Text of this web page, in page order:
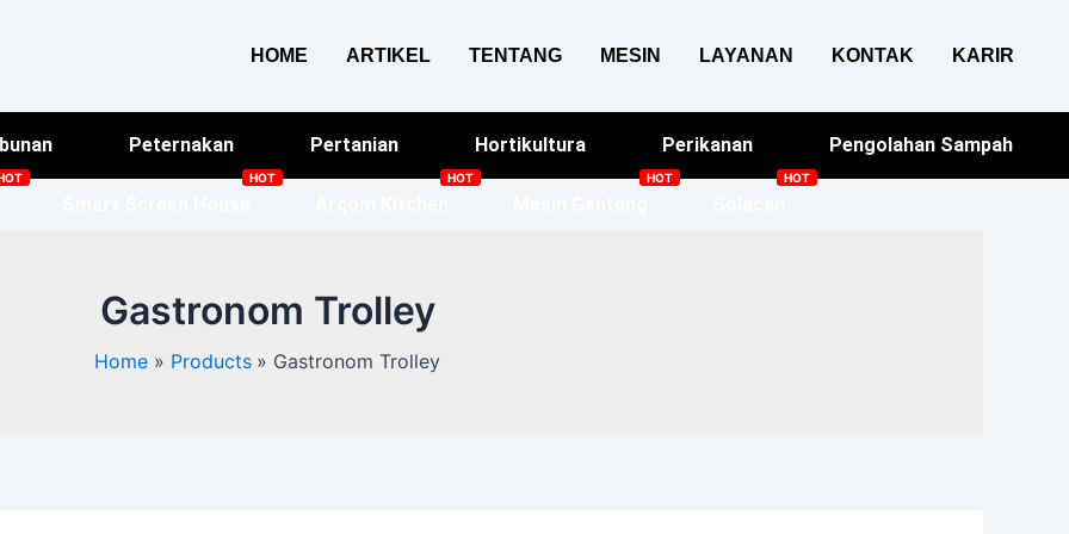
HOME ARTIKEL TENTANG MESIN LAYANAN KONTAK KARIR
Peternakan Pertanian Hortikultura Perikanan Pengolahan Sampah
Gastronom Trolley
Home Products Gastronom Trolley